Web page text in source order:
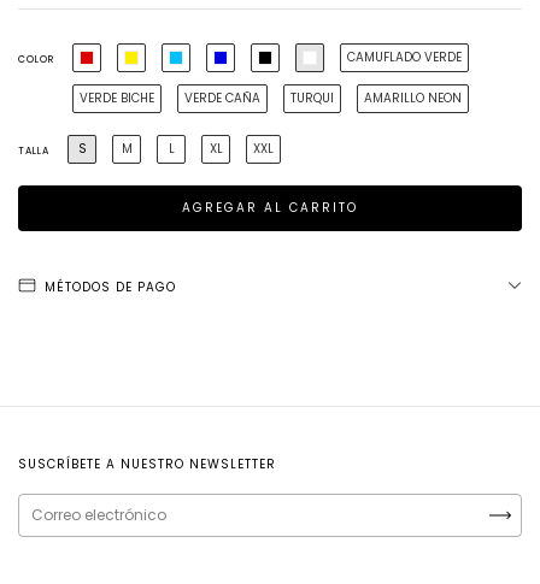
COLOR CAMUFLADO VERDE
VERDE BICHE VERDE CAÑA TURQUI AMARILLO NEON
TALLA S M L XL XXL
MÉTODOS DE PAGO
SUSCRÍBETE A NUESTRO NEWSLETTER